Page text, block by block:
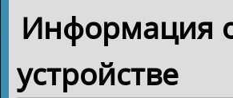
Информация
устройстве